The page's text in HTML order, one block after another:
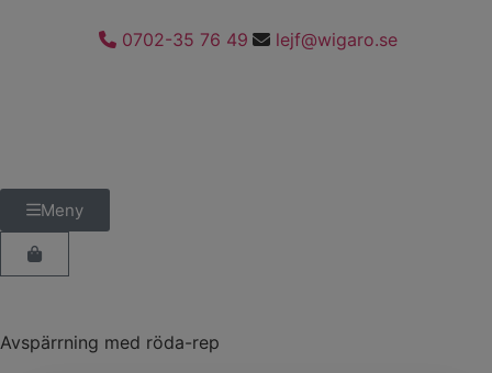
0702-35 76 49 lejf@wigaro.se
Meny
Avspärrning med röda-rep